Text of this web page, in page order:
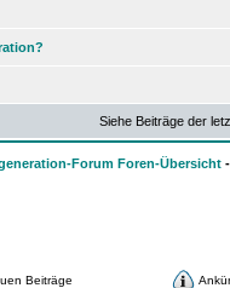
Siehe Beiträge der
Forum Foren-Übersicht
Beiträge